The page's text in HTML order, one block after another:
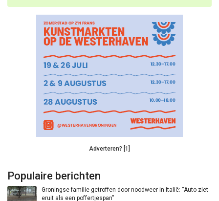
Adverteren? [1]
Populaire berichten
Groningse familie getroffen door noodweer in Italië: “Auto ziet
eruit als een poffertjespan”